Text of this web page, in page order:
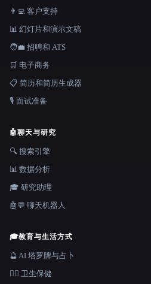
👨‍💻 客户支持
📊 幻灯片和演示文稿
🧑‍💼 招聘和 ATS
🛒 电子商务
📋 简历和简历生成器
🎙️ 面试准备
🤖聊天与研究
🔍 搜索引擎
📊 数据分析
🎓 研究助理
🤖💬 聊天机器人
🎓教育与生活方式
🔮 AI 塔罗牌与占卜
👩‍⚕️ 卫生保健